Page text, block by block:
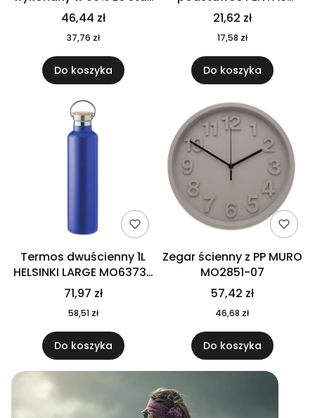
nierdzewnej
pochodzącej z
recyklingu 520 ml 94294
46,44 zł
37,76 zł
Do koszyka
MO6282-40
21,62 zł
17,58 zł
Do koszyka
Termos dwuścienny 1L
HELSINKI LARGE MO6373-
04
71,97 zł
58,51 zł
Do koszyka
Zegar ścienny z PP MURO
MO2851-07
57,42 zł
46,68 zł
Do koszyka